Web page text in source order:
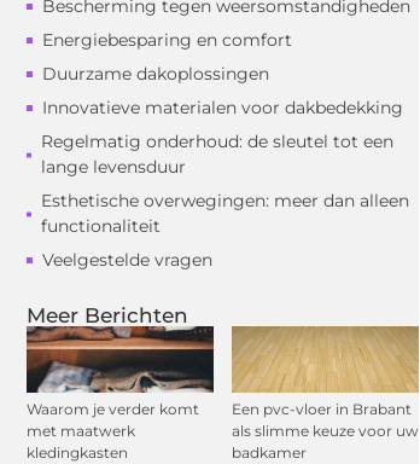
Bescherming tegen weersomstandigheden
Energiebesparing en comfort
Duurzame dakoplossingen
Innovatieve materialen voor dakbedekking
Regelmatig onderhoud: de sleutel tot een
lange levensduur
Esthetische overwegingen: meer dan alleen
functionaliteit
Veelgestelde vragen
Meer Berichten
Waarom je verder komt
met maatwerk
kledingkasten
Een pvc-vloer in Brabant
als slimme keuze voor uw
badkamer